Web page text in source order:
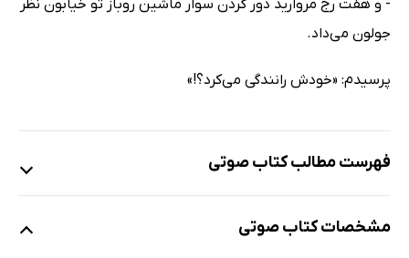
- و هفت رج مروارید دور گردن سوار ماشین روباز تو خیابون نظر
جولون می‌داد.
پرسیدم: «خودش رانندگی می‌کرد؟!»
فهرست مطالب کتاب صوتی
نمونه
مشخصات کتاب صوتی